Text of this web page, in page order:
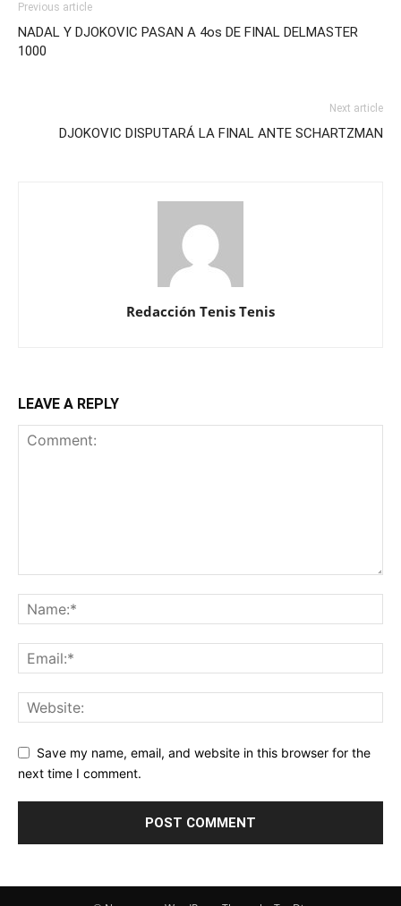
Previous article
NADAL Y DJOKOVIC PASAN A 4os DE FINAL DELMASTER
1000
Next article
DJOKOVIC DISPUTARÁ LA FINAL ANTE SCHARTZMAN
Redacción Tenis Tenis
LEAVE A REPLY
Save my name, email, and website in this browser for the
next time I comment.